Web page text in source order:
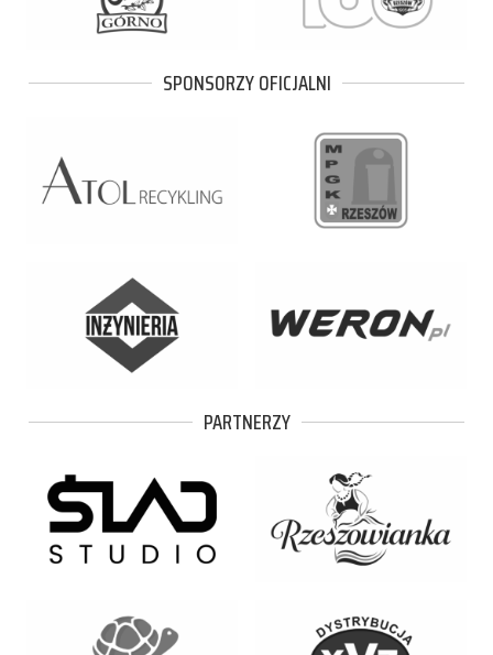
SPONSORZY OFICJALNI
PARTNERZY